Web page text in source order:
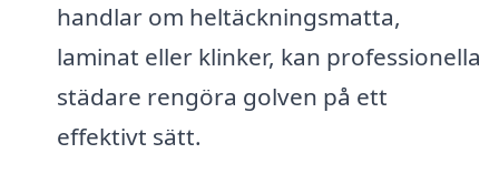
handlar om heltäckningsmatta,
laminat eller klinker, kan professionella
städare rengöra golven på ett
effektivt sätt.